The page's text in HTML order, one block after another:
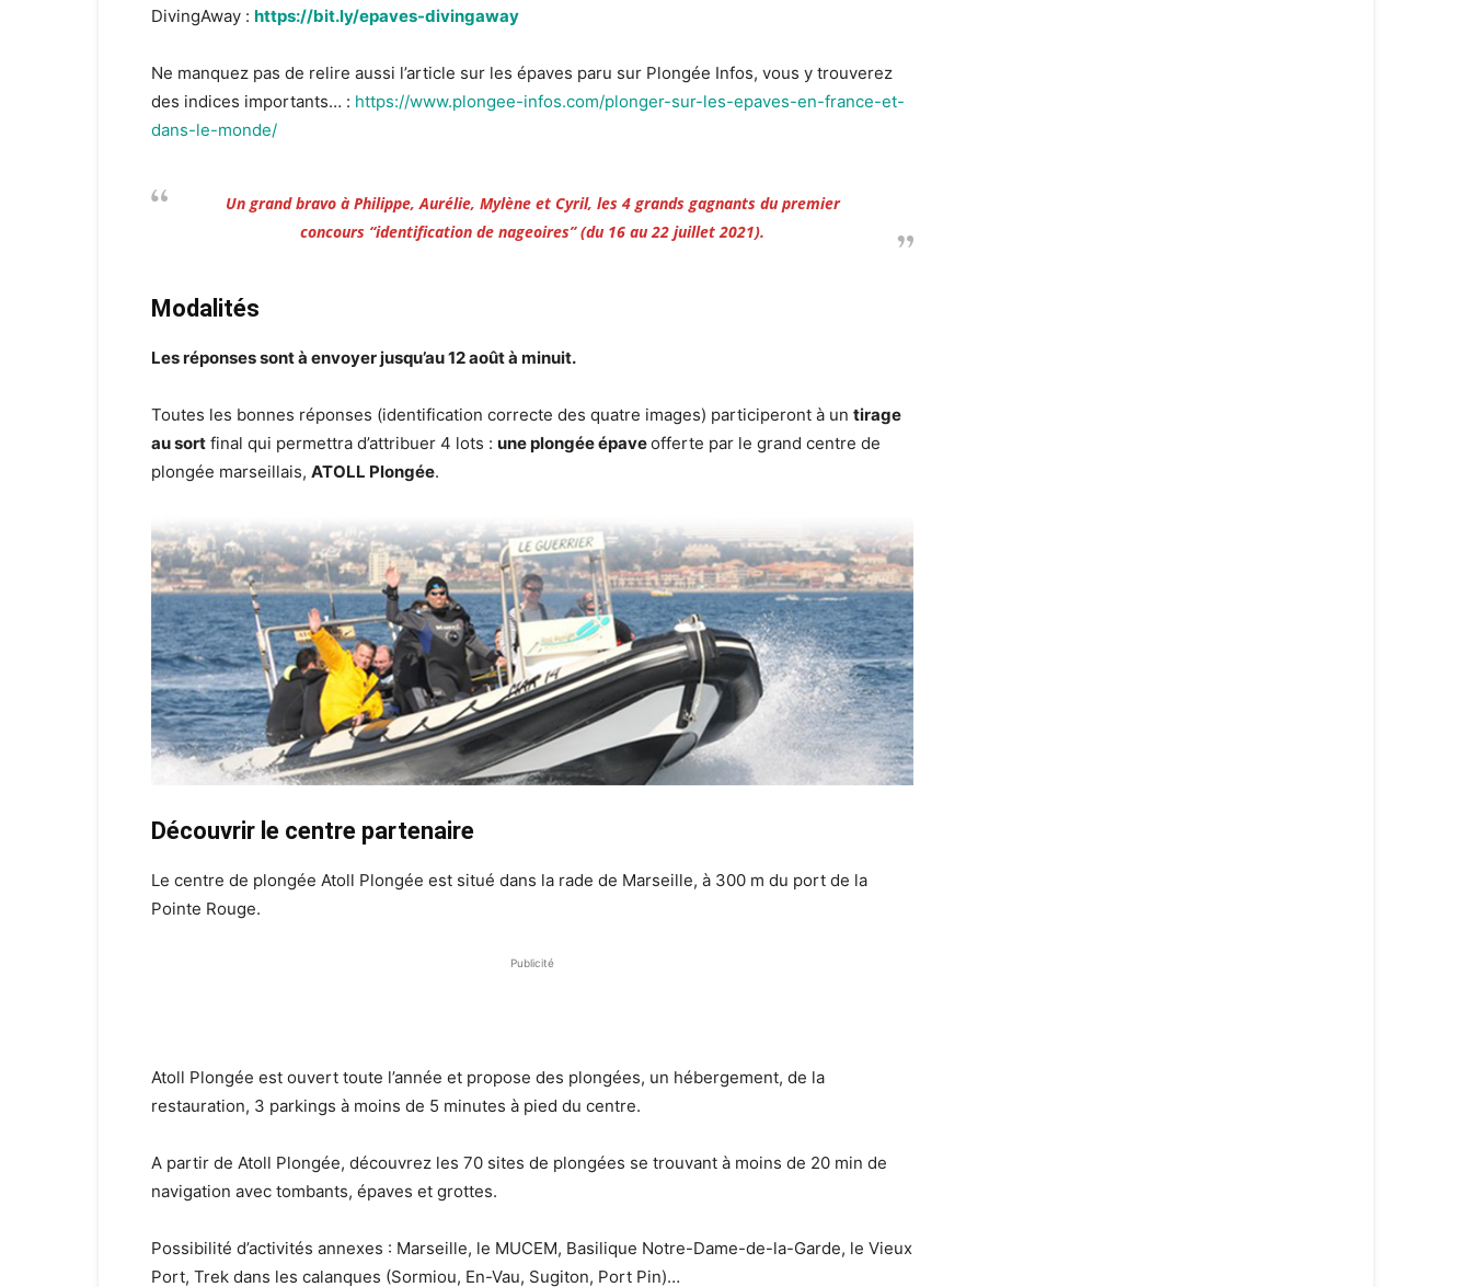
DivingAway : https://bit.ly/epaves-divingaway
Ne manquez pas de relire aussi l’article sur les épaves paru sur Plongée Infos, vous y trouverez
des indices importants… : https://www.plongee-infos.com/plonger-sur-les-epaves-en-france-et-
dans-le-monde/
Un grand bravo à Philippe, Aurélie, Mylène et Cyril, les 4 grands gagnants du premier
concours “identification de nageoires” (du 16 au 22 juillet 2021).
Modalités
Les réponses sont à envoyer jusqu’au 12 août à minuit.
Toutes les bonnes réponses (identification correcte des quatre images) participeront à un tirage
au sort final qui permettra d’attribuer 4 lots : une plongée épaveofferte par le grand centre de
plongée marseillais, ATOLL Plongée.
Découvrir le centre partenaire
Le centre de plongée Atoll Plongée est situé dans la rade de Marseille, à 300 m du port de la
Pointe Rouge.
Publicité
Atoll Plongée est ouvert toute l’année et propose des plongées, un hébergement, de la
restauration, 3 parkings à moins de 5 minutes à pied du centre.
A partir de Atoll Plongée, découvrez les 70 sites de plongées se trouvant à moins de 20 min de
navigation avec tombants, épaves et grottes.
Possibilité d’activités annexes : Marseille, le MUCEM, Basilique Notre-Dame-de-la-Garde, le Vieux
Port, Trek dans les calanques (Sormiou, En-Vau, Sugiton, Port Pin)…